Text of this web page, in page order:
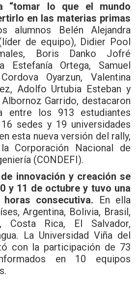
“tomar lo que el mundo
en las materias primas
alumnos Belén Alejandra
de equipo), Didier Pool
Boris Danko Jofré
Estefanía Ortega, Samuel
Oyarzun, Valentina
Adolfo Urtubia Esteban y
Garrido, destacaron
entre los 913 estudiantes
sedes y 19 universidades
esta nueva versión del rally,
Corporación Nacional de
(CONDEFI).
innovación y creación se
y 11 de octubre y tuvo una
consecutiva. En ella
Argentina, Bolivia, Brasil,
Costa Rica, El Salvador,
La Universidad Viña del
con la participación de 73
en 10 equipos